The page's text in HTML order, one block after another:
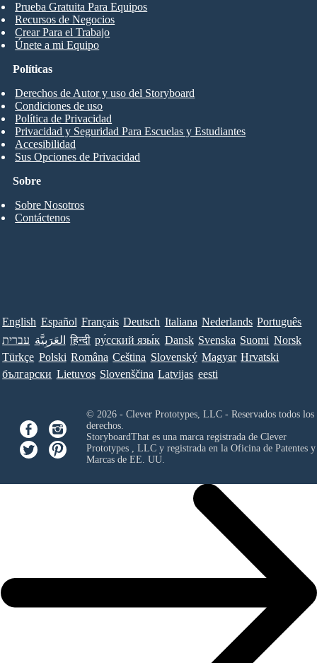
Prueba Gratuita Para Equipos
Recursos de Negocios
Crear Para el Trabajo
Únete a mi Equipo
Sobre
Sobre Nosotros
Contáctenos
Políticas
Derechos de Autor y uso del Storyboard
Condiciones de uso
Política de Privacidad
Privacidad y Seguridad Para Escuelas y Estudiantes
Accesibilidad
Sus Opciones de Privacidad
English Español Français Deutsch Italiana Nederlands Português
עברית العَرَبِيَّة हिन्दी ру́сский язы́к Dansk Svenska Suomi Norsk
Türkçe Polski Româna Ceština Slovenský Magyar Hrvatski
български Lietuvos Slovenščina Latvijas eesti
© 2026 - Clever Prototypes, LLC - Reservados todos los
derechos.
StoryboardThat es una marca registrada de Clever
Prototypes , LLCy registrada en la Oficina de Patentes y
Marcas de EE. UU.